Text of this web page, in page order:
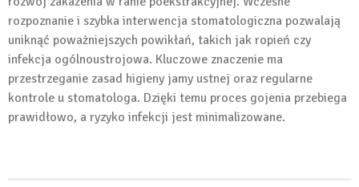
rozpoznanie i szybka interwencja stomatologiczna pozwalają
uniknąć poważniejszych powikłań, takich jak ropień czy
infekcja ogólnoustrojowa. Kluczowe znaczenie ma
przestrzeganie zasad higieny jamy ustnej oraz regularne
kontrole u stomatologa. Dzięki temu proces gojenia przebiega
prawidłowo, a ryzyko infekcji jest minimalizowane.